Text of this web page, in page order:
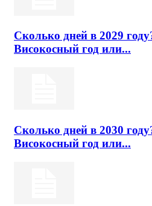
Сколько дней в 2029
Високосный год или...
Сколько дней в 2030
Високосный год или...